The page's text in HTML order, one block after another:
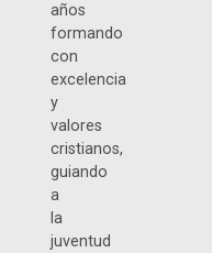
años
formando
con
excelencia
y
valores
cristianos,
guiando
a
la
juventud